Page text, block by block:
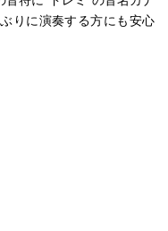
りに演奏する方にも安心